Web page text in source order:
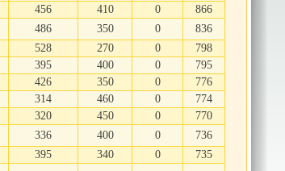
456 410 0
866
486 350 0
836
528 270 0
798
395 400 0
795
426 350 0
776
314 460 0
774
320 450 0
770
336 400 0
736
395 340 0
735